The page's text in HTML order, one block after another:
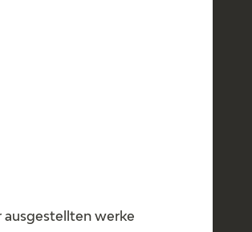
ausgestellten werke